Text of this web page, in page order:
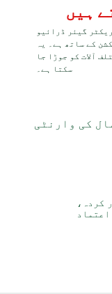
گیئر ڈرائیو
کے ساتھ ہے۔ یہ
آلات کو جوڑا جا
سکتا ہے۔
کردہ،